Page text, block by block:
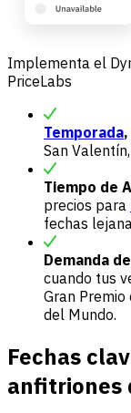
Implementa el
PriceLabs
Temporada
San
Tiempo de
precios para
fechas
Demanda
cuando tus
Gran
del Mundo.
Fechas
anfitriones